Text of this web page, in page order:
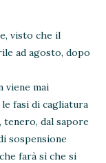
visto che il
ad agosto, dopo
viene mai
fasi di cagliatura
dal sapore
sospensione
farà sì che si